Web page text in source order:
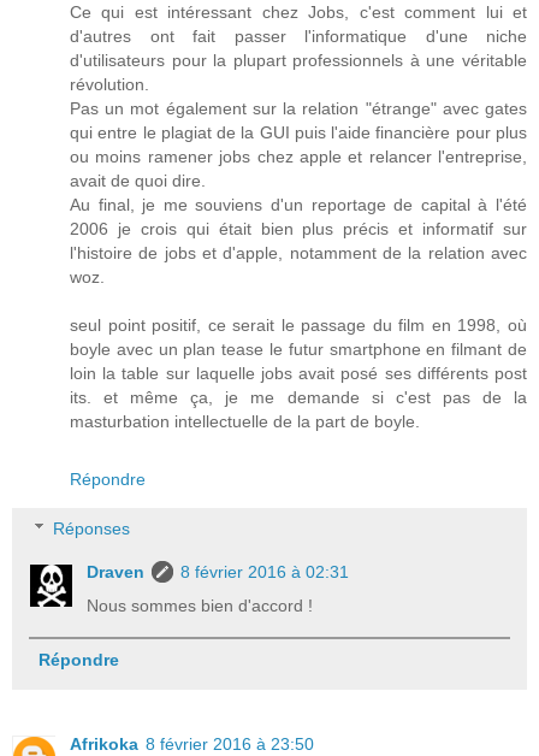
Ce qui est intéressant chez Jobs, c'est comment lui et
d'autres ont fait passer l'informatique d'une niche
d'utilisateurs pour la plupart professionnels à une véritable
révolution.
Pas un mot également sur la relation "étrange" avec gates
qui entre le plagiat de la GUI puis l'aide financière pour plus
ou moins ramener jobs chez apple et relancer l'entreprise,
avait de quoi dire.
Au final, je me souviens d'un reportage de capital à l'été
2006 je crois qui était bien plus précis et informatif sur
l'histoire de jobs et d'apple, notamment de la relation avec
woz.
seul point positif, ce serait le passage du film en 1998, où
boyle avec un plan tease le futur smartphone en filmant de
loin la table sur laquelle jobs avait posé ses différents post
its. et même ça, je me demande si c'est pas de la
masturbation intellectuelle de la part de boyle.
Répondre
Réponses
Draven
8 février 2016 à 02:31
Nous sommes bien d'accord !
Répondre
Afrikoka 8 février 2016 à 23:50